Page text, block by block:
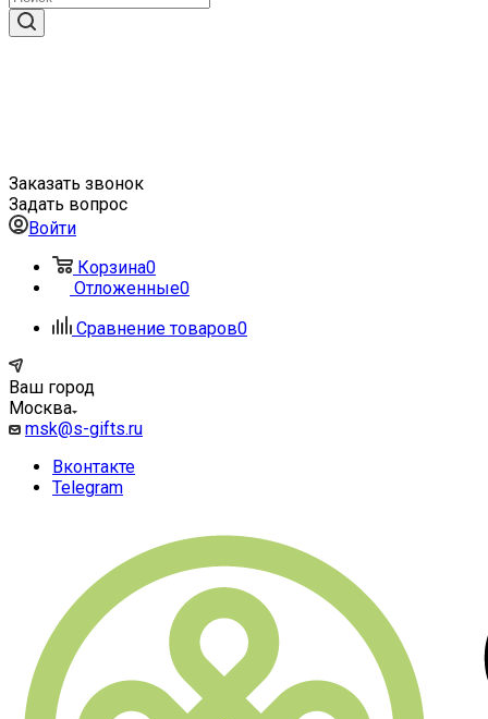
Заказать звонок
Задать вопрос
Войти
Корзина0
Отложенные0
Сравнение товаров0
Ваш город
Москва
msk@s-gifts.ru
Вконтакте
Telegram